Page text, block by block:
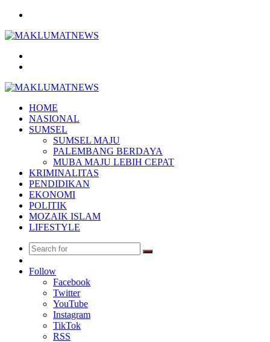
HOME
NASIONAL
SUMSEL
SUMSEL MAJU
PALEMBANG BERDAYA
MUBA MAJU LEBIH CEPAT
KRIMINALITAS
PENDIDIKAN
EKONOMI
POLITIK
MOZAIK ISLAM
LIFESTYLE
Search
Article
Follow
Facebook
Twitter
YouTube
Instagram
TikTok
RSS